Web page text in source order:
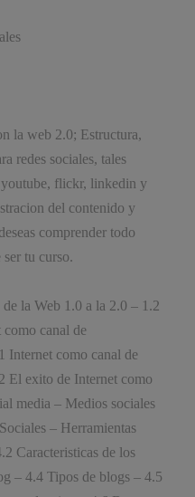
la web 2.0; Estructura,
redes sociales, tales
flickr, linkedin y
del contenido y
comprender todo
ser tu curso.
la Web 1.0 a la 2.0 – 1.2
como canal de
Internet como canal de
El exito de Internet como
media – Medios sociales
– Herramientas
Caracteristicas de los
– 4.4 Tipos de blogs – 4.5